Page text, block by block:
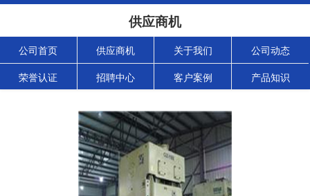
供应商机
公司首页 供应商机 关于我们 公司动态
荣誉认证 招聘中心 客户案例 产品知识